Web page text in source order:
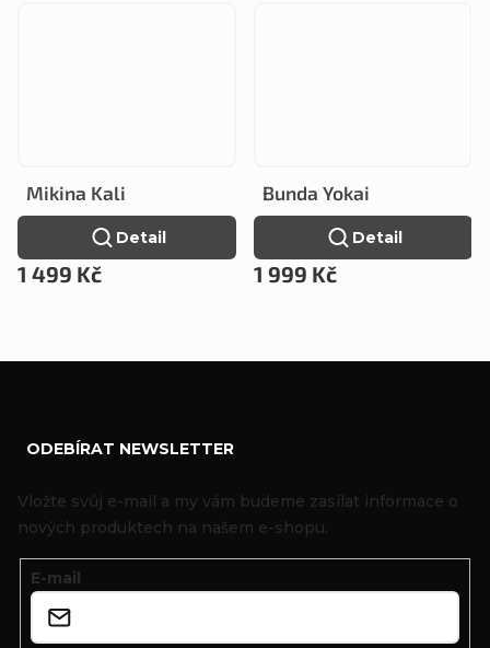
Mikina Kali
1 499 Kč
Detail
Bunda Yokai
1 999 Kč
Detail
ODEBÍRAT NEWSLETTER
Vložte svůj e-mail a my vám budeme zasílat informace o
nových produktech na našem e-shopu.
E-mail